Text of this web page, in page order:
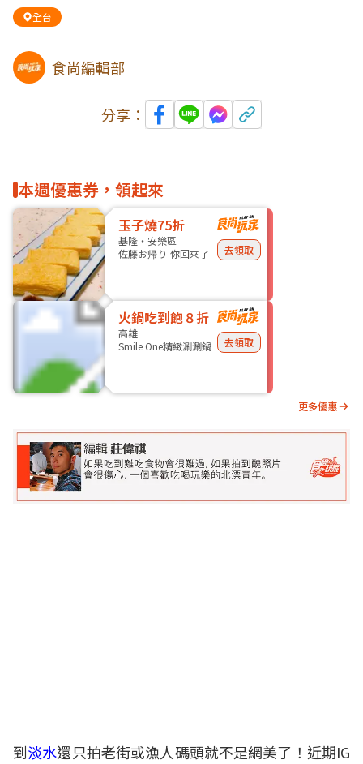
全台
食尚編輯部
分享：
本週優惠券，領起來
玉子燒75折
基隆・安樂區
佐藤お帰り-你回來了
去領取
火鍋吃到飽８折
高雄
Smile One精緻涮涮鍋
去領取
更多優惠
到淡水還只拍老街或漁人碼頭就不是網美了！近期IG